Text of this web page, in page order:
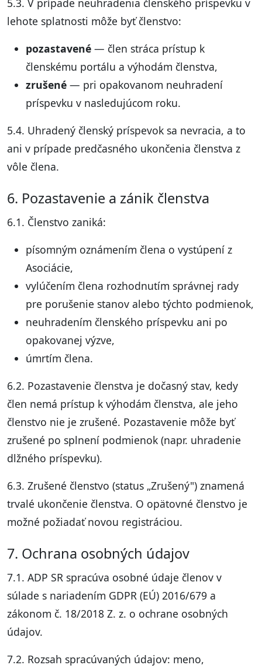
5.3. V prípade neuhradenia členského príspevku v
lehote splatnosti môže byť členstvo:
pozastavené — člen stráca prístup k
členskému portálu a výhodám členstva,
zrušené — pri opakovanom neuhradení
príspevku v nasledujúcom roku.
5.4. Uhradený členský príspevok sa nevracia, a to
ani v prípade predčasného ukončenia členstva z
vôle člena.
6. Pozastavenie a zánik členstva
6.1. Členstvo zaniká:
písomným oznámením člena o vystúpení z
Asociácie,
vylúčením člena rozhodnutím správnej rady
pre porušenie stanov alebo týchto podmienok,
neuhradením členského príspevku ani po
opakovanej výzve,
úmrtím člena.
6.2. Pozastavenie členstva je dočasný stav, kedy
člen nemá prístup k výhodám členstva, ale jeho
členstvo nie je zrušené. Pozastavenie môže byť
zrušené po splnení podmienok (napr. uhradenie
dlžného príspevku).
6.3. Zrušené členstvo (status „Zrušený") znamená
trvalé ukončenie členstva. O opätovné členstvo je
možné požiadať novou registráciou.
7. Ochrana osobných údajov
7.1. ADP SR spracúva osobné údaje členov v
súlade s nariadením GDPR (EÚ) 2016/679 a
zákonom č. 18/2018 Z. z. o ochrane osobných
údajov.
7.2. Rozsah spracúvaných údajov: meno,